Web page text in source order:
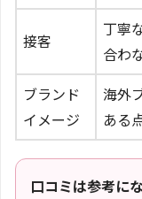
接客
丁寧
合わ
ブランド
イメージ
海外
ある
口コミは参考に